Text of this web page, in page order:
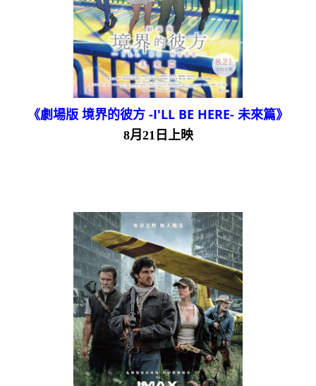
《劇場版 境界的彼方 -I'LL BE HERE- 未來篇》
8月21日上映